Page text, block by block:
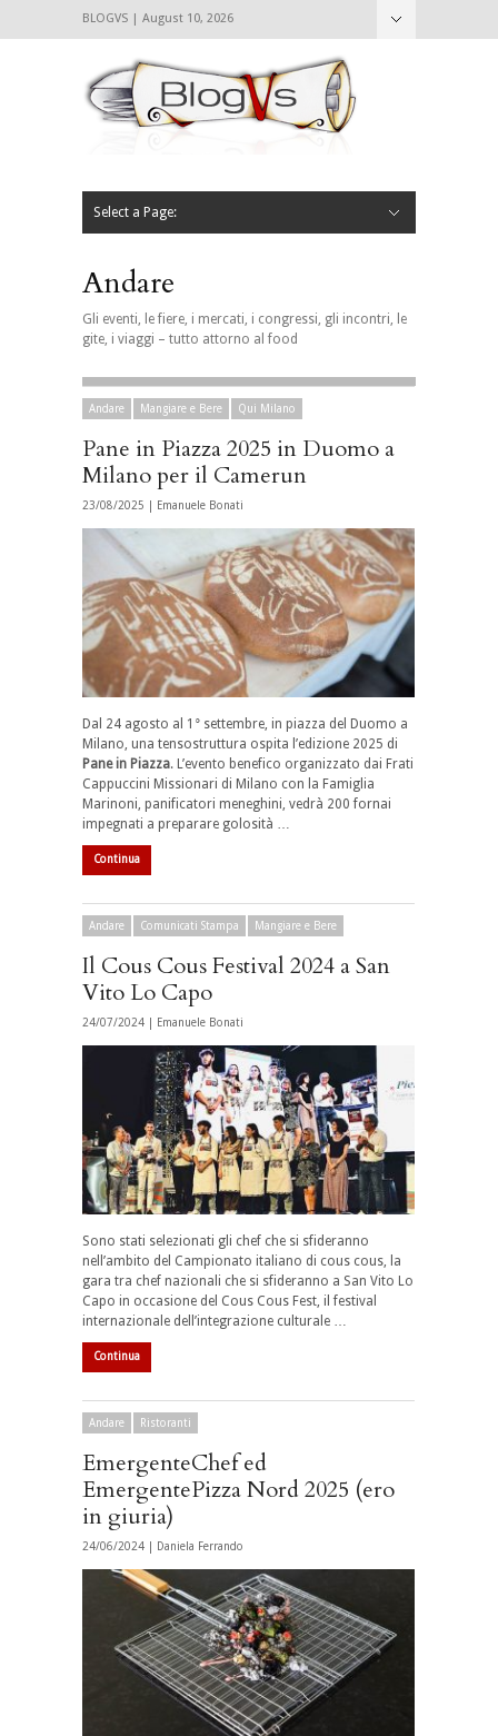
BLOGVS | August 10, 2026
Select a Page:
Andare
Gli eventi, le fiere, i mercati, i congressi, gli incontri, le
gite, i viaggi – tutto attorno al food
Andare Mangiare e Bere Qui Milano
Pane in Piazza 2025 in Duomo a
Milano per il Camerun
23/08/2025 | Emanuele Bonati
Dal 24 agosto al 1° settembre, in piazza del Duomo a
Milano, una tensostruttura ospita l’edizione 2025 di
Pane in Piazza. L’evento benefico organizzato dai Frati
Cappuccini Missionari di Milano con la Famiglia
Marinoni, panificatori meneghini, vedrà 200 fornai
impegnati a preparare golosità …
Continua
Andare Comunicati Stampa Mangiare e Bere
Il Cous Cous Festival 2024 a San
Vito Lo Capo
24/07/2024 | Emanuele Bonati
Sono stati selezionati gli chef che si sfideranno
nell’ambito del Campionato italiano di cous cous, la
gara tra chef nazionali che si sfideranno a San Vito Lo
Capo in occasione del Cous Cous Fest, il festival
internazionale dell’integrazione culturale …
Continua
Andare Ristoranti
EmergenteChef ed
EmergentePizza Nord 2025 (ero
in giuria)
24/06/2024 | Daniela Ferrando